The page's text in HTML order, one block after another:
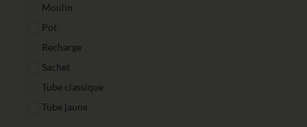
Moulin
Pot
Recharge
Sachet
Tube classique
Tube jaune